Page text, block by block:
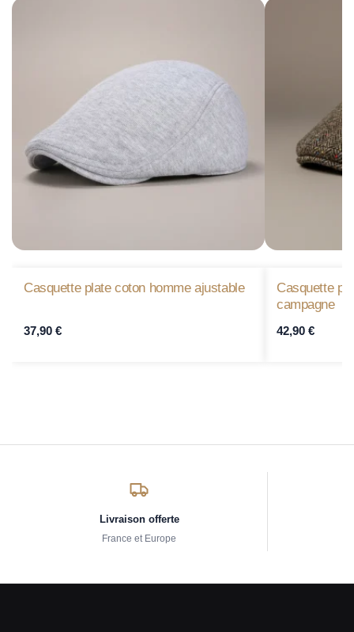
Casquette plate coton homme ajustable
37,90 €
Casquette
campagne
42,90 €
Livraison offerte
France et Europe